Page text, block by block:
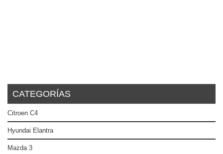
CATEGORÍAS
Citroen C4
Hyundai Elantra
Mazda 3